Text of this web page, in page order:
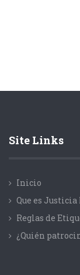
Site Links
Inicio
Que es
Reglas de
¿Quién